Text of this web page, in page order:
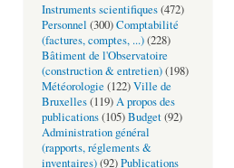
Instruments scientifiques(472)
Personnel (300)Comptabilité
(factures, comptes, ...)(228)
Bâtiment de l'Observatoire
(construction & entretien)(198)
Météorologie (122)Ville de
Bruxelles(119)A propos des
publications(105)Budget(92)
Administration général
(rapports, réglements &
inventaires)(92)Publications